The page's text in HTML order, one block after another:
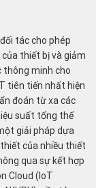
tác cho phép
thiết bị và giảm
thông minh cho
tiên tiến nhất hiện
đoán từ xa các
suất tổng thể
giải pháp dựa
của nhiều thiết
qua sự kết hợp
Cloud (IoT